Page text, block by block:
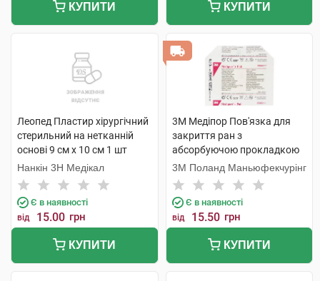
КУПИТИ КУПИТИ
Леопед Пластир хірургічний
стерильний на нетканній
основі 9 см х 10 см 1 шт
Нанкін 3H Медікал
Є в наявності
від 15.00 грн
КУПИТИ
3M Медіпор Пов'язка для
закриття ран з
абсорбуючою прокладкою
розмір 6 см х 10 см 1 шт
3M Поланд Маньюфекчурінг
Є в наявності
від 15.50 грн
КУПИТИ